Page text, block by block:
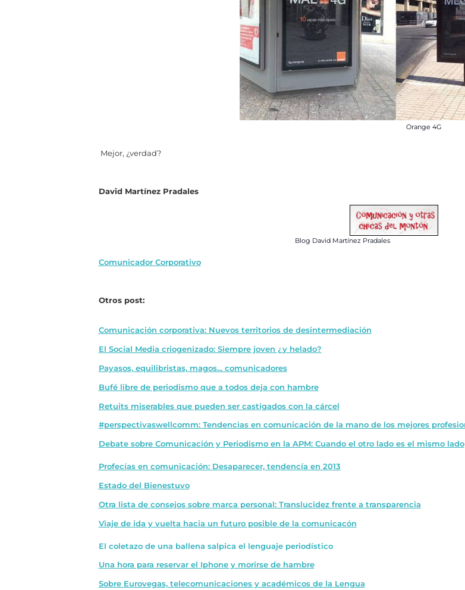
Orange 4G
Mejor, ¿verdad?
David Martínez Pradales
Blog David Martínez Pradales
Comunicador Corporativo
Otros post:
Comunicación corporativa: Nuevos territorios de desintermediación
El Social Media criogenizado: Siempre joven ¿y helado?
Payasos, equilibristas, magos... comunicadores
Bufé libre de periodismo que a todos deja con hambre
Retuits miserables que pueden ser castigados con la cárcel
#perspectivaswellcomm: Tendencias en comunicación de la mano de los mejores
Debate sobre Comunicación y Periodismo en la APM: Cuando el otro lado es el mismo lado
Profecías en comunicación: Desaparecer, tendencía en 2013
Estado del Bienestuvo
Otra lista de consejos sobre marca personal: Translucidez frente a transparencia
Viaje de ida y vuelta hacia un futuro posible de la comunicacón
El coletazo de una ballena salpica el lenguaje periodístico
Una hora para reservar el Iphone y morirse de hambre
Sobre Eurovegas, telecomunicaciones y académicos de la Lengua